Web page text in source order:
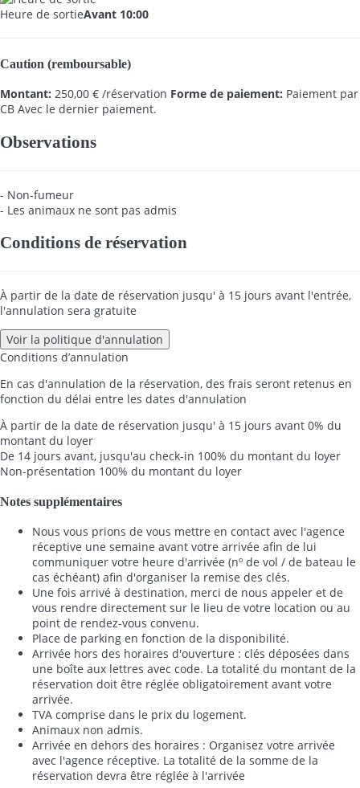
Heure de sortieAvant 10:00
Caution (remboursable)
Montant: 250,00 € /réservation Forme de paiement: Paiement par
CB Avec le dernier paiement.
Observations
- Non-fumeur
- Les animaux ne sont pas admis
Conditions de réservation
À partir de la date de réservation jusqu' à 15 jours avant l'entrée,
l'annulation sera gratuite
Voir la politique d'annulation
Conditions d’annulation
En cas d'annulation de la réservation, des frais seront retenus en
fonction du délai entre les dates d'annulation
À partir de la date de réservation jusqu' à 15 jours avant 0% du
montant du loyer
De 14 jours avant, jusqu'au check-in 100% du montant du loyer
Non-présentation 100% du montant du loyer
Notes supplémentaires
Nous vous prions de vous mettre en contact avec l'agence
réceptive une semaine avant votre arrivée afin de lui
communiquer votre heure d'arrivée (nº de vol / de bateau le
cas échéant) afin d'organiser la remise des clés.
Une fois arrivé à destination, merci de nous appeler et de
vous rendre directement sur le lieu de votre location ou au
point de rendez-vous convenu.
Place de parking en fonction de la disponibilité.
Arrivée hors des horaires d'ouverture : clés déposées dans
une boîte aux lettres avec code. La totalité du montant de la
réservation doit être réglée obligatoirement avant votre
arrivée.
TVA comprise dans le prix du logement.
Animaux non admis.
Arrivée en dehors des horaires : Organisez votre arrivée
avec l'agence réceptive. La totalité de la somme de la
réservation devra être réglée à l'arrivée